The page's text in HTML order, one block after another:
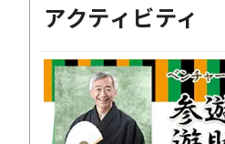
アクティビティ